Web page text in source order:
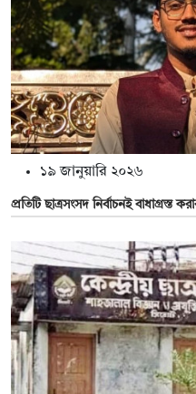
১৯ জানুয়ারি ২০২৬
প্রতিটি ছাত্রসংসদ নির্বাচনই